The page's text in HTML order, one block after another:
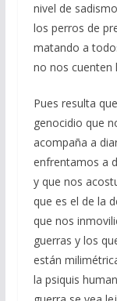
nivel de
los perros de
matando a
no nos cuenten
Pues resulta
genocidio que
acompaña a
enfrentamos a
y que nos
que es el de la
que nos
guerras y los
están
la psiquis